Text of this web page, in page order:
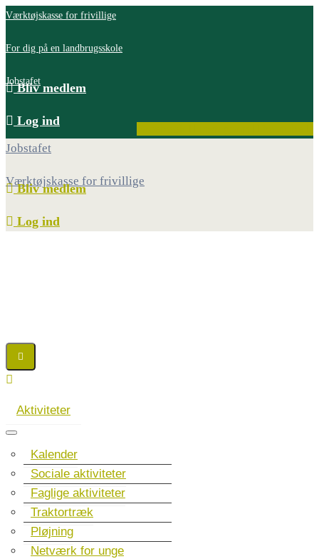
Værktøjskasse for frivillige
For dig på en landbrugsskole
Jobstafet
Bliv medlem
Log ind
Jobstafet
Værktøjskasse for frivillige
Bliv medlem
Log ind
Aktiviteter
Kalender
Sociale aktiviteter
Faglige aktiviteter
Traktortræk
Pløjning
Netværk for unge